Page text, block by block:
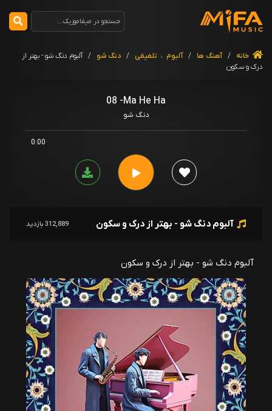
خانه / آهنگ ها / آلبوم ، تلفیقی / دنگ شو / آلبوم دنگ شو - بهتر از
درک و سکون
08 -Ma He Ha
دنگ شو
0:00
آلبوم دنگ شو - بهتر از درک و سکون 312,889 بازدید
آلبوم دنگ شو - بهتر از درک و سکون